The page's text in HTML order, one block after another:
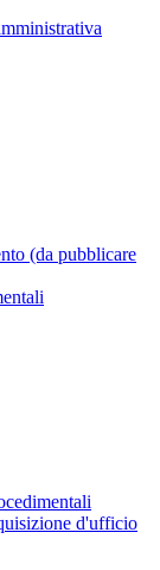
(da pubblicare
d'ufficio